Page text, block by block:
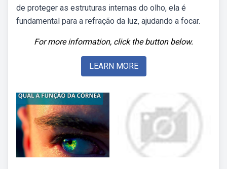
de proteger as estruturas internas do olho, ela é
fundamental para a refração da luz, ajudando a focar.
For more information, click the button below.
LEARN MORE